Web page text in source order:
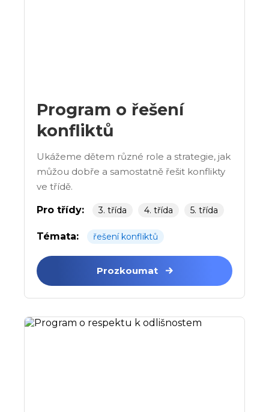
Program o řešení
konfliktů
Ukážeme dětem různé role a strategie, jak
můžou dobře a samostatně řešit konflikty
ve třídě.
Pro třídy: 3. třída 4. třída 5. třída
Témata: řešení konfliktů
Prozkoumat